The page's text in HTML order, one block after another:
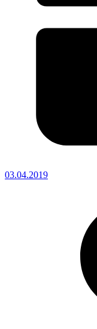
03.04.2019